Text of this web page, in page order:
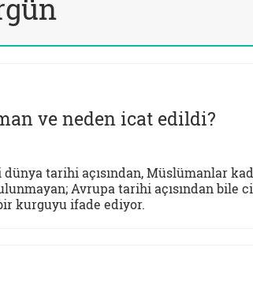
ve neden icat edildi?
tarihi açısından, Müslümanlar
Avrupa tarihi açısından bile
kurguyu ifade ediyor.